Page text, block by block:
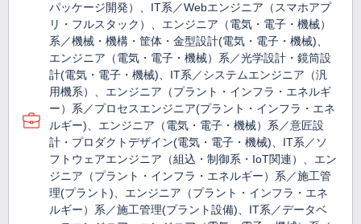
パッケージ開発）、IT系／Webエンジニア（スマホアプ
リ・フルスタック）、エンジニア（電気・電子・機械）
系／機械・機構・筐体・金型設計(電気・電子・機械)、
エンジニア（電気・電子・機械）系／光学設計・鏡筒設
計(電気・電子・機械)、IT系／システムエンジニア（汎
用機系）、エンジニア（プラント・インフラ・エネルギ
ー）系／プロセスエンジニア(プラント・インフラ・エネ
ルギー)、エンジニア（電気・電子・機械）系／意匠設
計・プロダクトデザイン(電気・電子・機械)、IT系／ソ
フトウェアエンジニア（組込・制御系・IoT関連）、エン
ジニア（プラント・インフラ・エネルギー）系／施工管
理(プラント)、エンジニア（プラント・インフラ・エネ
ルギー）系／施工管理(プラント設備)、IT系／データベ